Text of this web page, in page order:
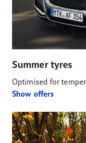
Summer tyres
Optimised for
Show offers